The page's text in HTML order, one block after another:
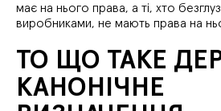
має на нього права, а ті, хто
виробниками, не мають права на
ТО ЩО ТАКЕ
КАНОНІЧНЕ